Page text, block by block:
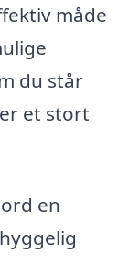
måde
du står
et stort
en